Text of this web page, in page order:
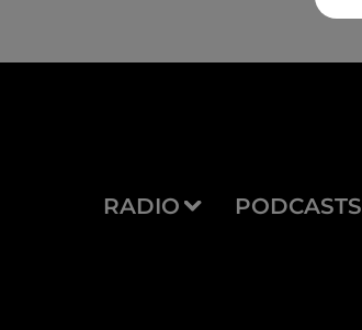
RADIO PODCASTS